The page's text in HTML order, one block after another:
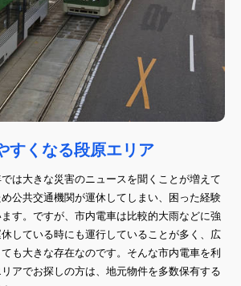
すくなる段原エリア
は大きな災害のニュースを聞くことが増えて
公共交通機関が運休してしまい、困った経験
す。ですが、市内電車は比較的大雨などに強
している時にも運行していることが多く、広
も大きな存在なのです。そんな市内電車を利
アでお探しの方は、地元物件を多数保有する